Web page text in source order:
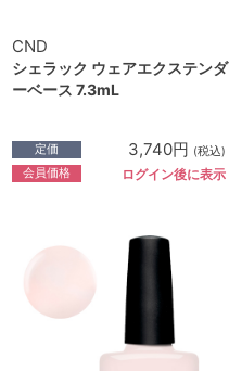
CND
シェラック ウェアエクステンダ
ーベース 7.3mL
定価 3,740円 (税込)
会員価格 ログイン後に表示